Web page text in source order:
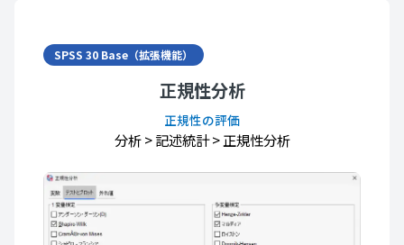
SPSS 30 Base（拡張機能）
正規性分析
正規性の評価
分析>記述統計>正規性分析